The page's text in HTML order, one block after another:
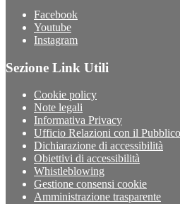
Facebook
Youtube
Instagram
Sezione Link Utili
Cookie policy
Note legali
Informativa Privacy
Ufficio Relazioni con il Pubblico
Dichiarazione di accessibilità
Obiettivi di accessibilità
Whistleblowing
Gestione consensi cookie
Amministrazione trasparente